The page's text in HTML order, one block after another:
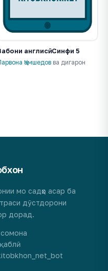
англисӣ. Синфи 5
Ҷамшедов ва дигарон
мо садҳо асар ба
дӯстдорони
дорад.